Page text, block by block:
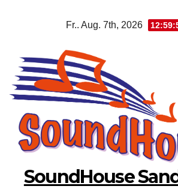
Fr.. Aug. 7th, 2026
SoundHouse